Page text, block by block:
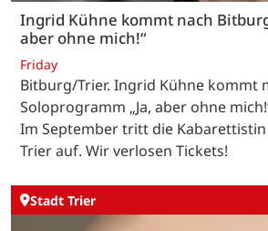
Ingrid Kühne kommt nach
aber ohne mich!“
Friday
Bitburg/Trier. Ingrid Kühne kommt
Soloprogramm „Ja, aber ohne
Im September tritt die
Trier auf. Wir verlosen Tickets!
Stadt Trier